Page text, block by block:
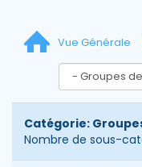
Vue Générale
Catégorie:
Nombre de sous-